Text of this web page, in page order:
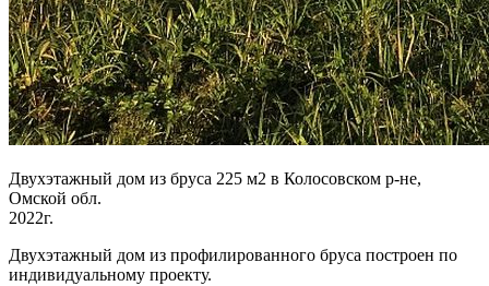
Двухэтажный дом из бруса 225 м2 в Колосовском р-не,
Омской обл.
2022г.
Двухэтажный дом из профилированного бруса построен по
индивидуальному проекту.